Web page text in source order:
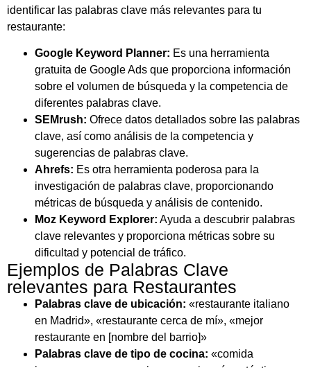
identificar las palabras clave más relevantes para tu
restaurante:
Google Keyword Planner: Es una herramienta
gratuita de Google Ads que proporciona información
sobre el volumen de búsqueda y la competencia de
diferentes palabras clave.
SEMrush: Ofrece datos detallados sobre las palabras
clave, así como análisis de la competencia y
sugerencias de palabras clave.
Ahrefs: Es otra herramienta poderosa para la
investigación de palabras clave, proporcionando
métricas de búsqueda y análisis de contenido.
Moz Keyword Explorer: Ayuda a descubrir palabras
clave relevantes y proporciona métricas sobre su
dificultad y potencial de tráfico.
Ejemplos de Palabras Clave
relevantes para Restaurantes
Palabras clave de ubicación: «restaurante italiano
en Madrid», «restaurante cerca de mí», «mejor
restaurante en [nombre del barrio]»
Palabras clave de tipo de cocina: «comida